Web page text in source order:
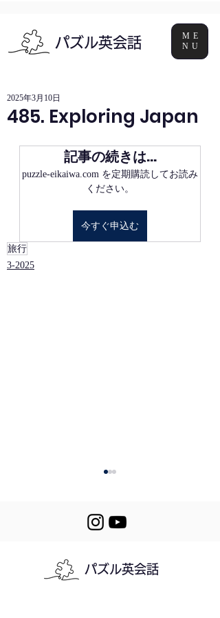
パズル英会話
ME
NU
485. Exploring Japan
2025年3月10日
記事の続きは…
puzzle-eikaiwa.com を定期購読してお読み
ください。
今すぐ申込む
旅行
3-2025
Let's Puzzle! 489-
パズル英会話